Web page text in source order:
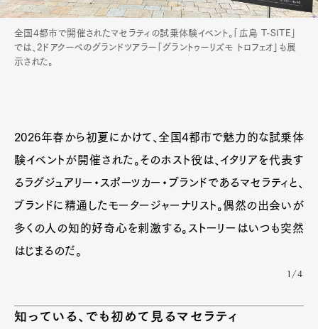
全国4都市で開催されたマセラティの試乗体験イベント。「広島 T-SITE」
では、2ドアクーペのグランドツアラー「グラントゥーリズモ トロフェオ」も展
示された。
2026年春から初夏にかけて、全国4都市で魅力的な試乗体
験イベントが開催された。そのホスト役は、イタリアを代表す
るラグジュアリー・スポーツカー・ブランドであるマセラティと、
ブランドに精通したモータージャーナリスト。偶然の出会いが
多くの人の知的好奇心を刺激する。ストーリーはいつも突然
はじまるのだ。
1/4
知っている、でも初めて見るマセラティ